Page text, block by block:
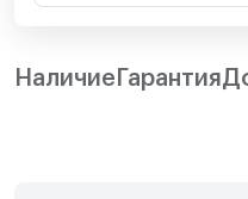
Наличие Гарантия